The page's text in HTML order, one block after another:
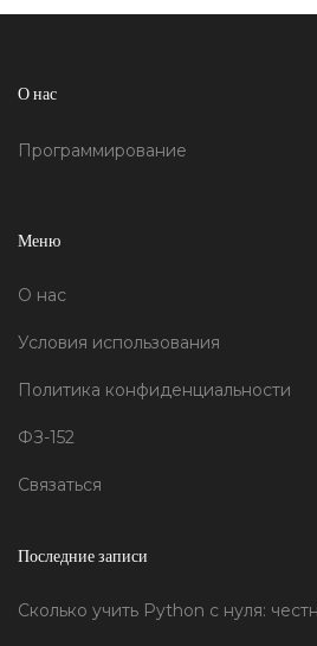
О нас
Программирование
Меню
О нас
Условия использования
Политика конфиденциальности
ФЗ-152
Связаться
Последние записи
Сколько учить Python с нуля: